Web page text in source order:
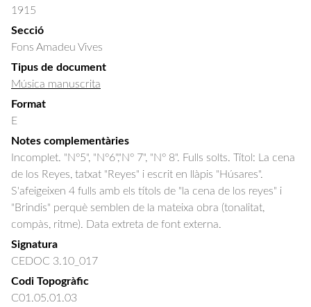
1915
Secció
Fons Amadeu Vives
Tipus de document
Música manuscrita
Format
E
Notes complementàries
Incomplet. "Nº5", "Nº6","Nº 7", "Nº 8". Fulls solts. Títol: La cena
de los Reyes, tatxat "Reyes" i escrit en llàpis "Húsares".
S'afeigeixen 4 fulls amb els títols de "la cena de los reyes" i
"Brindis" perquè semblen de la mateixa obra (tonalitat,
compàs, ritme). Data extreta de font externa.
Signatura
CEDOC 3.10_017
Codi Topogràfic
C01.05.01.03